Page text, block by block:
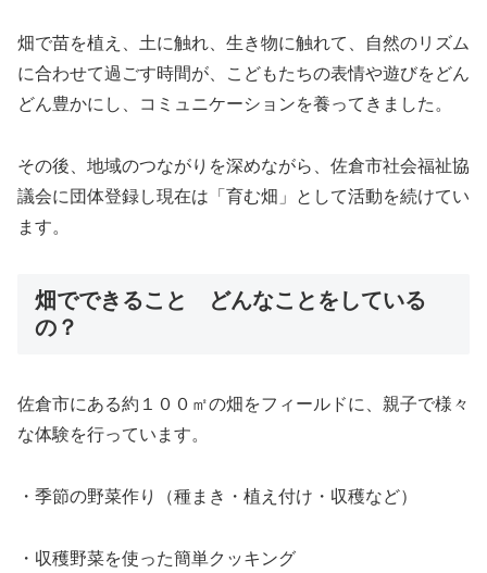
畑で苗を植え、土に触れ、生き物に触れて、自然のリズム
に合わせて過ごす時間が、こどもたちの表情や遊びをどん
どん豊かにし、コミュニケーションを養ってきました。
その後、地域のつながりを深めながら、佐倉市社会福祉協
議会に団体登録し現在は「育む畑」として活動を続けてい
ます。
畑でできること どんなことをしている
の？
佐倉市にある約１００㎡の畑をフィールドに、親子で様々
な体験を行っています。
・季節の野菜作り（種まき・植え付け・収穫など）
・収穫野菜を使った簡単クッキング